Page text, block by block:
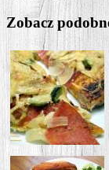
Zobacz